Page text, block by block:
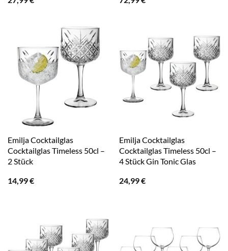
Emilja Cocktailglas
Cocktailglas Timeless 50cl –
2 Stück
14,99€
Emilja Cocktailglas
Cocktailglas Timeless 50cl –
4 Stück Gin Tonic Glas
24,99€